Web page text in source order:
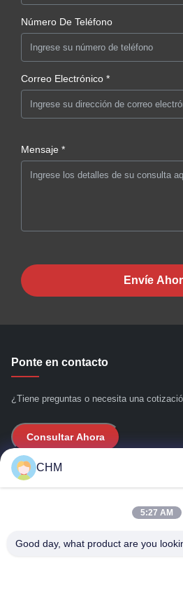
Número De Teléfono
Correo Electrónico *
Mensaje *
Envíe
Ponte en contacto
¿Tiene preguntas o necesita una
Consultar Ahora
Enlaces rápidos
Acerca de nosotros
CHM
5:27 AM
Good day, what product are you